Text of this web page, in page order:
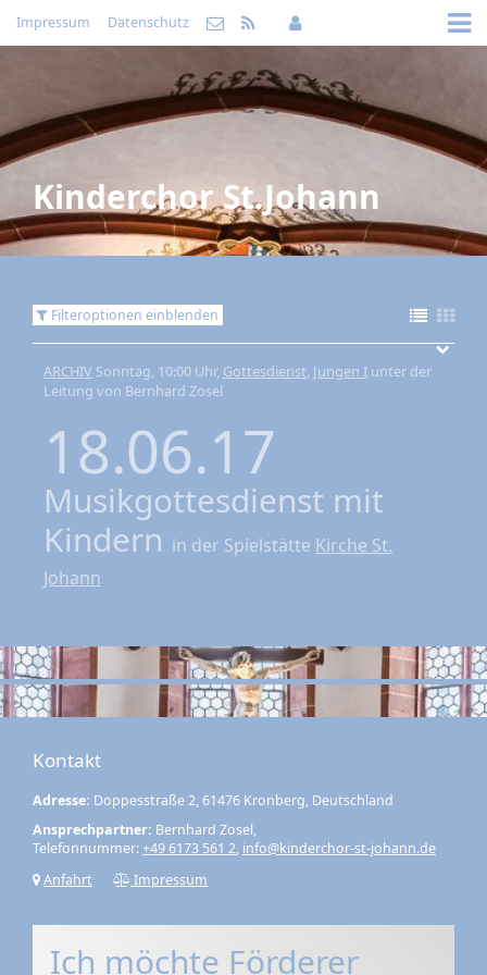
Impressum Datenschutz
Kinderchor St.Johann
Filteroptionen einblenden
ARCHIV Sonntag, 10:00 Uhr, Gottesdienst, Jungen I unter der
Leitung von Bernhard Zosel
18.06.17
Musikgottesdienst mit
Kindern in der Spielstätte Kirche St.
Johann
Kontakt
Adresse: Doppesstraße 2, 61476 Kronberg, Deutschland
Ansprechpartner: Bernhard Zosel,
Telefonnummer:+49 6173 561 2, info@kinderchor-st-johann.de
Anfahrt
Impressum
Ich möchte Förderer